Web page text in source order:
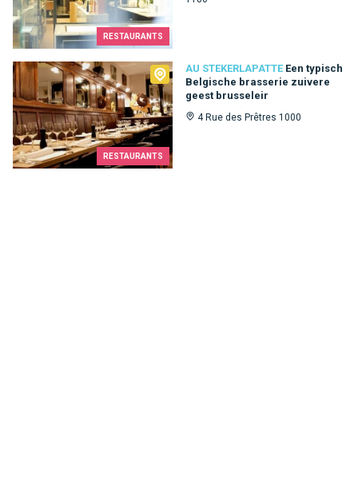
RESTAURANTS
RESTAURANTS
AU STEKERLAPATTE Een typisch
Belgische brasserie zuivere
geest brusseleir
4 Rue des Prêtres 1000
Au Stekerlapatte